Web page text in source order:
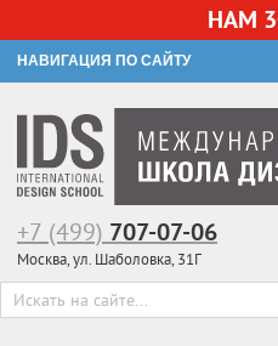
НАМ
НАВИГАЦИЯ ПО САЙТУ
+7 (499) 707-07-06
Москва, ул. Шаболовка, 31Г